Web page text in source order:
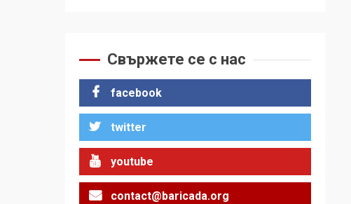
Свържете се с нас
facebook
twitter
youtube
contact@baricada.org